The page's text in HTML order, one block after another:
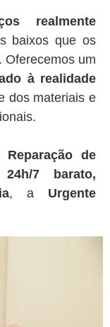
realmente
baixos que os
Oferecemos um
à realidade
dos materiais e
Reparação de
7 barato,
, a Urgente